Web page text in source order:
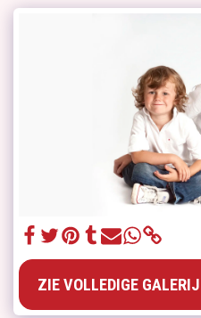
ZIE VOLLEDIGE GALERIJ